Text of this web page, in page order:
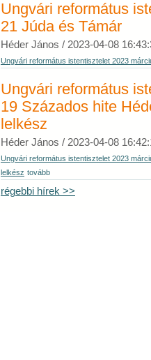
Ungvári református
21 Júda és Támár
Héder János / 2023-04-08
Ungvári református istentisztelet 2023
Ungvári református
19 Százados hite
lelkész
Héder János / 2023-04-08
Ungvári református istentisztelet 2023
lelkész tovább
régebbi hírek >>